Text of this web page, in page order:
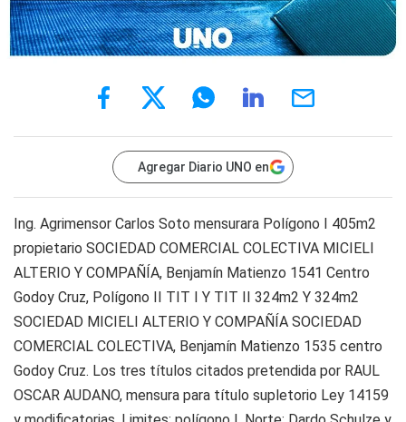
Agregar Diario UNO en
Ing. Agrimensor Carlos Soto mensurara Polígono I 405m2
propietario SOCIEDAD COMERCIAL COLECTIVA MICIELI
ALTERIO Y COMPAÑÍA, Benjamín Matienzo 1541 Centro
Godoy Cruz, Polígono II TIT I Y TIT II 324m2 Y 324m2
SOCIEDAD MICIELI ALTERIO Y COMPAÑÍA SOCIEDAD
COMERCIAL COLECTIVA, Benjamín Matienzo 1535 centro
Godoy Cruz. Los tres títulos citados pretendida por RAUL
OSCAR AUDANO, mensura para título supletorio Ley 14159